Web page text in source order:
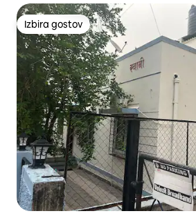
Izbira gostov
Izbira gostov